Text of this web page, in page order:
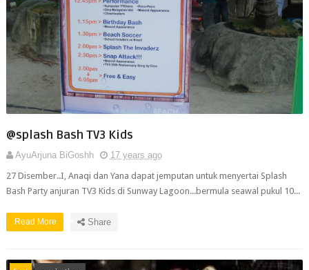
@splash Bash TV3 Kids
AyuArjuna BiGoshh
17 years ago
27 Disember..I, Anaqi dan Yana dapat jemputan untuk menyertai Splash
Bash Party anjuran TV3 Kids di Sunway Lagoon...bermula seawal pukul 10...
Read More Share